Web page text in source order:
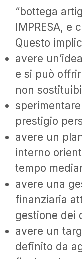
“bottega
IMPRESA, e
Questo
avere
e si può
non
prestigio
avere un
interno
tempo
avere una
finanziaria
gestione dei
avere un
definito da